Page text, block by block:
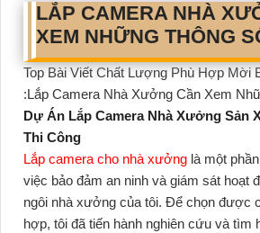
LẮP CAMERA NHÀ
XEM NHỮNG THÔNG
Top Bài Viết Chất Lượng Phù Hợp Mời
:Lắp Camera Nhà Xưởng Cần Xem
Dự Án Lắp Camera Nhà Xưởng Sản
Thi Công
Lắp camera cho nhà xưởng là một
việc bảo đảm an ninh và giám sát hoạt
ngôi nhà xưởng của tôi. Để chọn được
hợp, tôi đã tiến hành nghiên cứu và tìm